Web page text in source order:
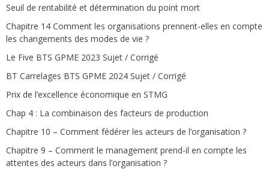
Seuil de rentabilité et détermination du point mort
Chapitre 14 Comment les organisations prennent-elles en compte
les changements des modes de vie ?
Le Five BTS GPME 2023 Sujet / Corrigé
BT Carrelages BTS GPME 2024 Sujet / Corrigé
Prix de l’excellence économique en STMG
Chap 4 : La combinaison des facteurs de production
Chapitre 10 – Comment fédérer les acteurs de l’organisation ?
Chapitre 9 – Comment le management prend-il en compte les
attentes des acteurs dans l’organisation ?